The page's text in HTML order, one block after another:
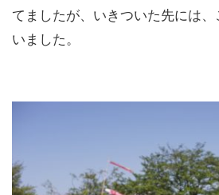
てましたが、いきついた先には
いました。